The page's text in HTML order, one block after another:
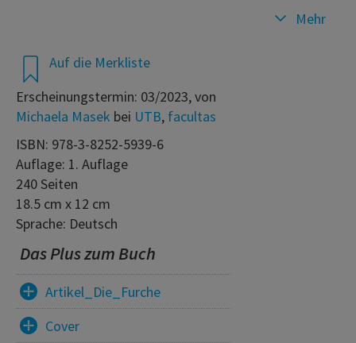
Auf die Merkliste
Erscheinungstermin: 03/2023, von
Michaela Masek bei UTB, facultas
ISBN: 978-3-8252-5939-6
Auflage: 1. Auflage
240 Seiten
18.5 cm x 12 cm
Sprache: Deutsch
Das Plus zum Buch
Artikel_Die_Furche
Cover
Mehr